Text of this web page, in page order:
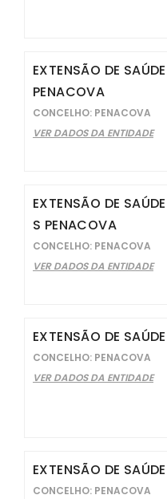
EXTENSÃO DE
PENACOVA
CONCELHO: PENACOVA
VER DADOS DA ENTIDADE
EXTENSÃO DE
S PENACOVA
CONCELHO: PENACOVA
VER DADOS DA ENTIDADE
EXTENSÃO DE
CONCELHO: PENACOVA
VER DADOS DA ENTIDADE
EXTENSÃO DE
CONCELHO: PENACOVA